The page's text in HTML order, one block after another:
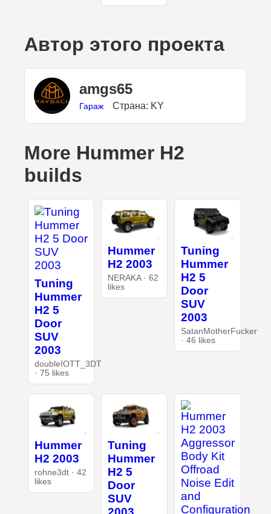
Автор этого проекта
amgs65
Гараж Страна: KY
More Hummer H2
builds
Tuning
Hummer
H2 5
Door
SUV
2003
doubleIOTT_3DT
· 75 likes
Hummer
H2 2003
NERAKA · 62
likes
Tuning
Hummer
H2 5
Door
SUV
2003
SatanMotherFucker
· 46 likes
Hummer
H2 2003
rohne3dt · 42
likes
Tuning
Hummer
H2 5
Door
SUV